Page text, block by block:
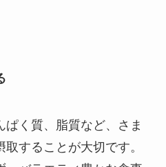
く質、脂質など、さま
することが大切です。